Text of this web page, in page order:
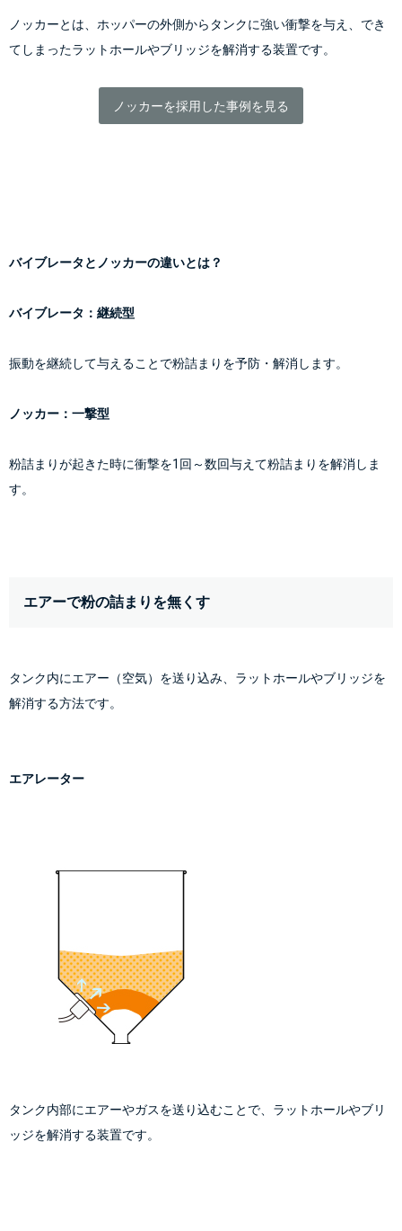
ノッカーとは、ホッパーの外側からタンクに強い衝撃を与え、でき
てしまったラットホールやブリッジを解消する装置です。
ノッカーを採用した事例を見る
バイブレータとノッカーの違いとは？
バイブレータ：継続型
振動を継続して与えることで粉詰まりを予防・解消します。
ノッカー：一撃型
粉詰まりが起きた時に衝撃を1回～数回与えて粉詰まりを解消しま
す。
エアーで粉の詰まりを無くす
タンク内にエアー（空気）を送り込み、ラットホールやブリッジを
解消する方法です。
エアレーター
タンク内部にエアーやガスを送り込むことで、ラットホールやブリ
ッジを解消する装置です。